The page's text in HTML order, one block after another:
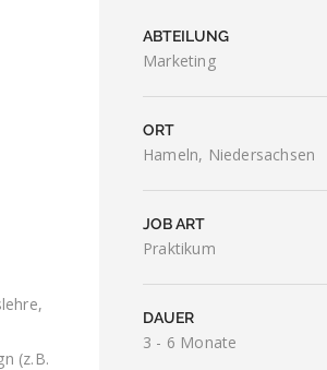
(z.B.
ABTEILUNG
Marketing
ORT
Hameln, Niedersachsen
JOB ART
Praktikum
DAUER
3 - 6 Monate